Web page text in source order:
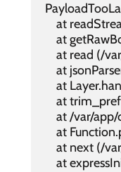
at
at
at read (/
at
at
at
at /var/app/
at
at next (/
at